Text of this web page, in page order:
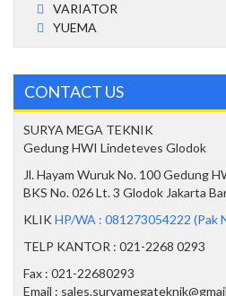
VARIATOR
YUEMA
CONTACT US
SURYA MEGA TEKNIK
Gedung HWI Lindeteves Glodok
Jl. Hayam Wuruk No. 100 Gedung
BKS No. 026 Lt. 3 Glodok Jakarta
KLIKHP/WA : 081273054222 (Pak
TELP KANTOR : 021-2268 0293
Fax : 021-22680293
Email :